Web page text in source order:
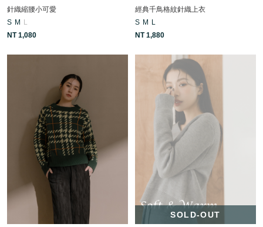
針織縮腰小可愛
S M
L
NT 1,080
經典千鳥格紋針織上衣
S M
L
NT 1,880
SOLD-OUT